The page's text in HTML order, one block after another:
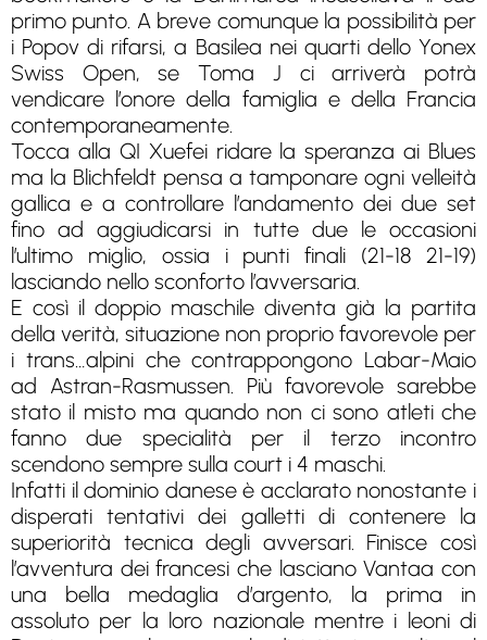
primo punto. A breve comunque la possibilità per
i Popov di rifarsi, a Basilea nei quarti dello Yonex
Swiss Open, se Toma J ci arriverà potrà
vendicare l’onore della famiglia e della Francia
contemporaneamente.
Tocca alla QI Xuefei ridare la speranza ai Blues
ma la Blichfeldt pensa a tamponare ogni velleità
gallica e a controllare l’andamento dei due set
fino ad aggiudicarsi in tutte due le occasioni
l’ultimo miglio, ossia i punti finali (21-18 21-19)
lasciando nello sconforto l’avversaria.
E così il doppio maschile diventa già la partita
della verità, situazione non proprio favorevole per
i trans…alpini che contrappongono Labar-Maio
ad Astran-Rasmussen. Più favorevole sarebbe
stato il misto ma quando non ci sono atleti che
fanno due specialità per il terzo incontro
scendono sempre sulla court i 4 maschi.
Infatti il dominio danese è acclarato nonostante i
disperati tentativi dei galletti di contenere la
superiorità tecnica degli avversari. Finisce così
l’avventura dei francesi che lasciano Vantaa con
una bella medaglia d’argento, la prima in
assoluto per la loro nazionale mentre i leoni di